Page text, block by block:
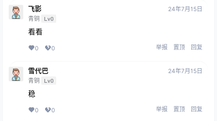
飞影
青铜 Lv0
24年7月15日
看看
0 0 举报 置顶 回复
雪代巴
青铜 Lv0
24年7月15日
稳
0 0 举报 置顶 回复